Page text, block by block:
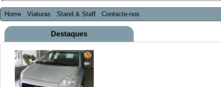
Home Viaturas Stand & Staff Contacte-nos
Destaques